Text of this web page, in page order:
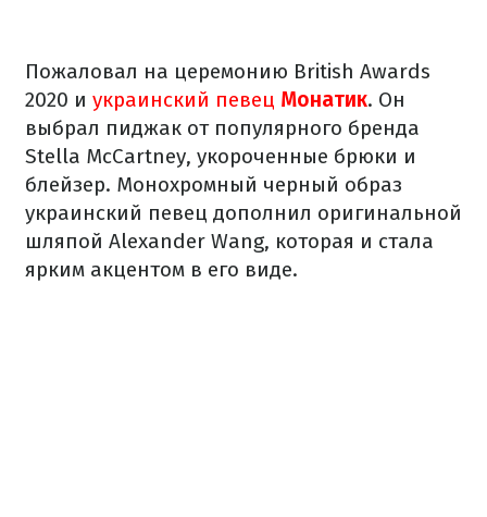
Пожаловал на церемонию British Awards
2020 и украинский певец Монатик. Он
выбрал пиджак от популярного бренда
Stella McCartney, укороченные брюки и
блейзер. Монохромный черный образ
украинский певец дополнил оригинальной
шляпой Alexander Wang, которая и стала
ярким акцентом в его виде.